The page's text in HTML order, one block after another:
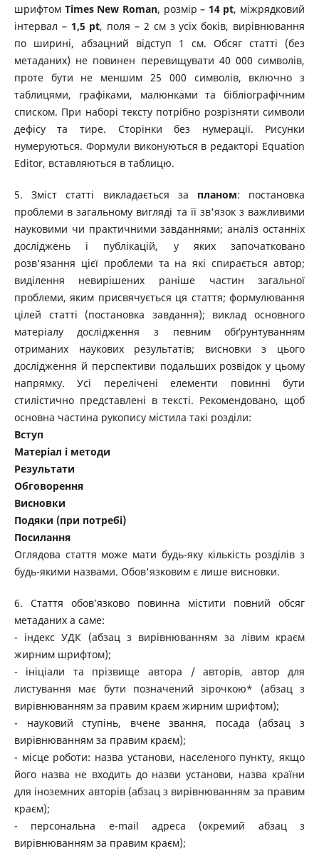
шрифтом Times New Roman, розмір – 14 pt, міжрядковий
інтервал – 1,5 pt, поля – 2 см з усіх боків, вирівнювання
по ширині, абзацний відступ 1 см. Обсяг статті (без
метаданих) не повинен перевищувати 40 000 символів,
проте бути не меншим 25 000 символів, включно з
таблицями, графіками, малюнками та бібліографічним
списком. При наборі тексту потрібно розрізняти символи
дефісу та тире. Сторінки без нумерації. Рисунки
нумеруються. Формули виконуються в редакторі Equation
Editor, вставляються в таблицю.
5. Зміст статті викладається за планом: постановка
проблеми в загальному вигляді та її зв'язок з важливими
науковими чи практичними завданнями; аналіз останніх
досліджень і публікацій, у яких започатковано
розв'язання цієї проблеми та на які спирається автор;
виділення невирішених раніше частин загальної
проблеми, яким присвячується ця стаття; формулювання
цілей статті (постановка завдання); виклад основного
матеріалу дослідження з певним обґрунтуванням
отриманих наукових результатів; висновки з цього
дослідження й перспективи подальших розвідок у цьому
напрямку. Усі перелічені елементи повинні бути
стилістично представлені в тексті. Рекомендовано, щоб
основна частина рукопису містила такі розділи:
Вступ
Матеріал і методи
Результати
Обговорення
Висновки
Подяки (при потребі)
Посилання
Оглядова стаття може мати будь-яку кількість розділів з
будь-якими назвами. Обов'язковим є лише висновки.
6. Стаття обов’язково повинна містити повний обсяг
метаданих а саме:
- індекс УДК (абзац з вирівнюванням за лівим краєм
жирним шрифтом);
- ініціали та прізвище автора / авторів, автор для
листування має бути позначений зірочкою* (абзац з
вирівнюванням за правим краєм жирним шрифтом);
- науковий ступінь, вчене звання, посада (абзац з
вирівнюванням за правим краєм);
- місце роботи: назва установи, населеного пункту, якщо
його назва не входить до назви установи, назва країни
для іноземних авторів (абзац з вирівнюванням за правим
краєм);
- персональна e-mail адреса (окремий абзац з
вирівнюванням за правим краєм);